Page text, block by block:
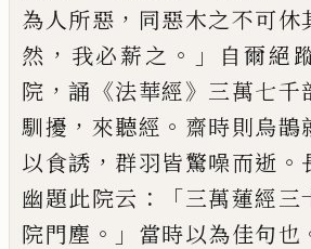
為人所惡 ， 同惡木之不可休
然 ， 我必薪之 。」 自爾絕
院 ，誦 《法華經》 三萬七千
馴擾 ， 來聽經 。 齋時則烏鵲
以食誘 ， 群羽皆驚噪而逝 。
幽題此院云 ：「三萬蓮經三
院門塵 。」 當時以為佳句也